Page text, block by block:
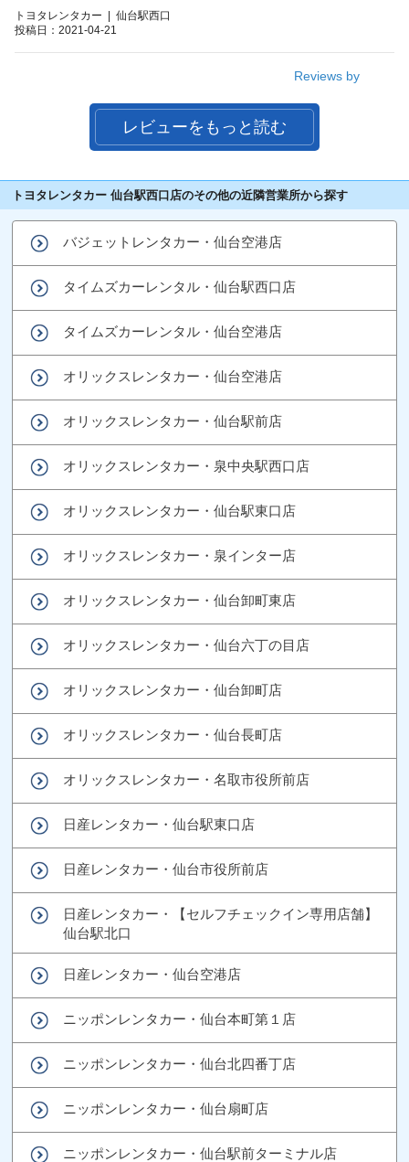
トヨタレンタカー | 仙台駅西口
投稿日：2021-04-21
Reviews by
レビューをもっと読む
トヨタレンタカー 仙台駅西口店のその他の近隣営業所から探す
バジェットレンタカー・仙台空港店
タイムズカーレンタル・仙台駅西口店
タイムズカーレンタル・仙台空港店
オリックスレンタカー・仙台空港店
オリックスレンタカー・仙台駅前店
オリックスレンタカー・泉中央駅西口店
オリックスレンタカー・仙台駅東口店
オリックスレンタカー・泉インター店
オリックスレンタカー・仙台卸町東店
オリックスレンタカー・仙台六丁の目店
オリックスレンタカー・仙台卸町店
オリックスレンタカー・仙台長町店
オリックスレンタカー・名取市役所前店
日産レンタカー・仙台駅東口店
日産レンタカー・仙台市役所前店
日産レンタカー・【セルフチェックイン専用店舗】
仙台駅北口
日産レンタカー・仙台空港店
ニッポンレンタカー・仙台本町第１店
ニッポンレンタカー・仙台北四番丁店
ニッポンレンタカー・仙台扇町店
ニッポンレンタカー・仙台駅前ターミナル店